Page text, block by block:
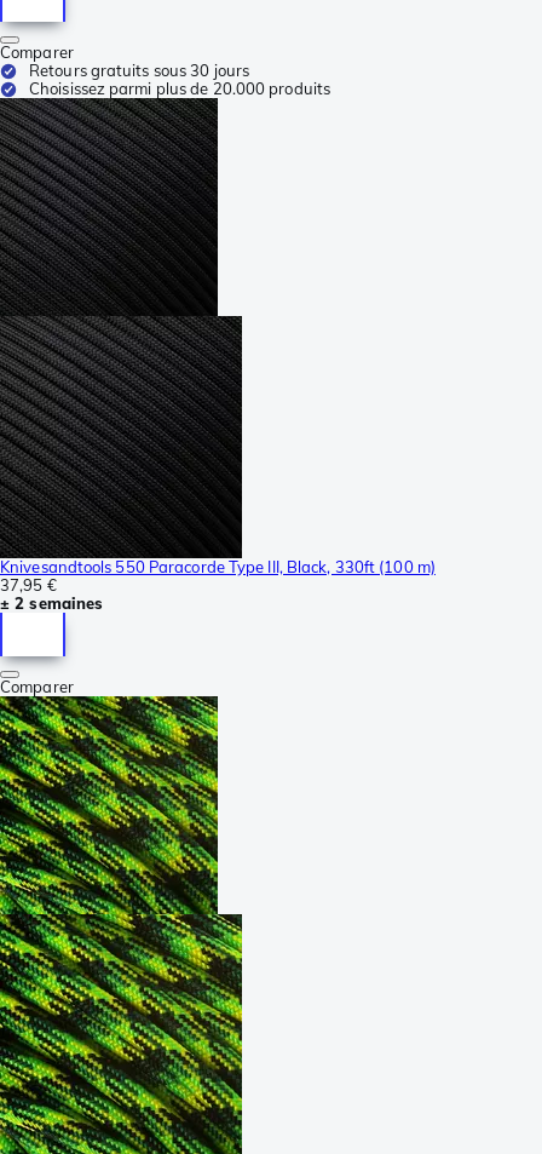
Comparer
Retours gratuits sous 30 jours
Choisissez parmi plus de 20.000 produits
Knivesandtools 550 Paracorde Type III, Black, 330ft (100 m)
37,95 €
± 2 semaines
Comparer